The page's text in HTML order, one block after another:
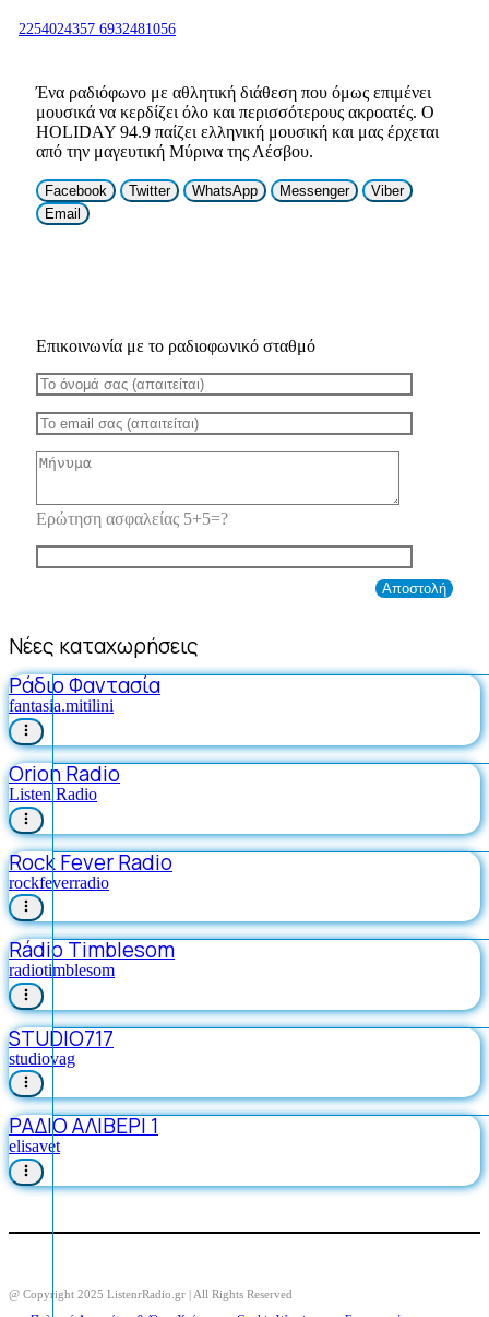
2254024357 6932481056
Ένα ραδιόφωνο με αθλητική διάθεση που όμως επιμένει
μουσικά να κερδίζει όλο και περισσότερους ακροατές. Ο
HOLIDAY 94.9 παίζει ελληνική μουσική και μας έρχεται
από την μαγευτική Μύρινα της Λέσβου.
Facebook Twitter WhatsApp Messenger
Viber
Email
Επικοινωνία με το ραδιοφωνικό σταθμό
Ερώτηση ασφαλείας 5+5=?
Νέες καταχωρήσεις
Ράδιο Φαντασία
fantasia.mitilini
Orion Radio
Listen Radio
Rock Fever Radio
rockfeverradio
Rádio Timblesom
radiotimblesom
STUDIO717
studiovag
ΡΑΔΙΟ ΑΛΙΒΕΡΙ 1
elisavet
@ Copyright 2025 ListenrRadio.gr | All Rights Reserved